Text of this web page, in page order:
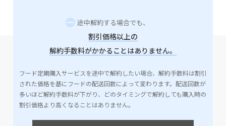
途中解約する場合でも、
割引価格以上の
解約手数料がかかることはありません。
フード定期購入サービスを途中で解約したい場合、解約手数料は割引
された価格を基にフードの配送回数によって変わります。配送回数が
多いほど解約手数料が下がり、どのタイミングで解約しても購入時の
割引価格より高くなることはありません。